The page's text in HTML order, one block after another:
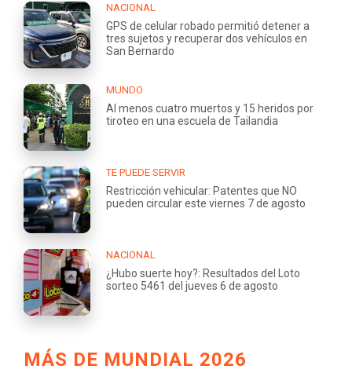
NACIONAL
GPS de celular robado permitió detener a
tres sujetos y recuperar dos vehículos en
San Bernardo
MUNDO
Al menos cuatro muertos y 15 heridos por
tiroteo en una escuela de Tailandia
TE PUEDE SERVIR
Restricción vehicular: Patentes que NO
pueden circular este viernes 7 de agosto
NACIONAL
¿Hubo suerte hoy?: Resultados del Loto
sorteo 5461 del jueves 6 de agosto
MÁS DE MUNDIAL 2026